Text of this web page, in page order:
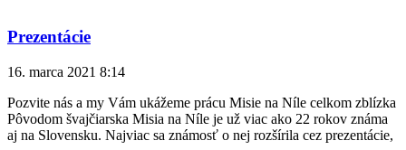
Prezentácie
16. marca 2021 8:14
Pozvite nás a my Vám ukážeme prácu Misie na Níle celkom zblízka
Pôvodom švajčiarska Misia na Níle je už viac ako 22 rokov známa
aj na Slovensku. Najviac sa známosť o nej rozšírila cez prezentácie,